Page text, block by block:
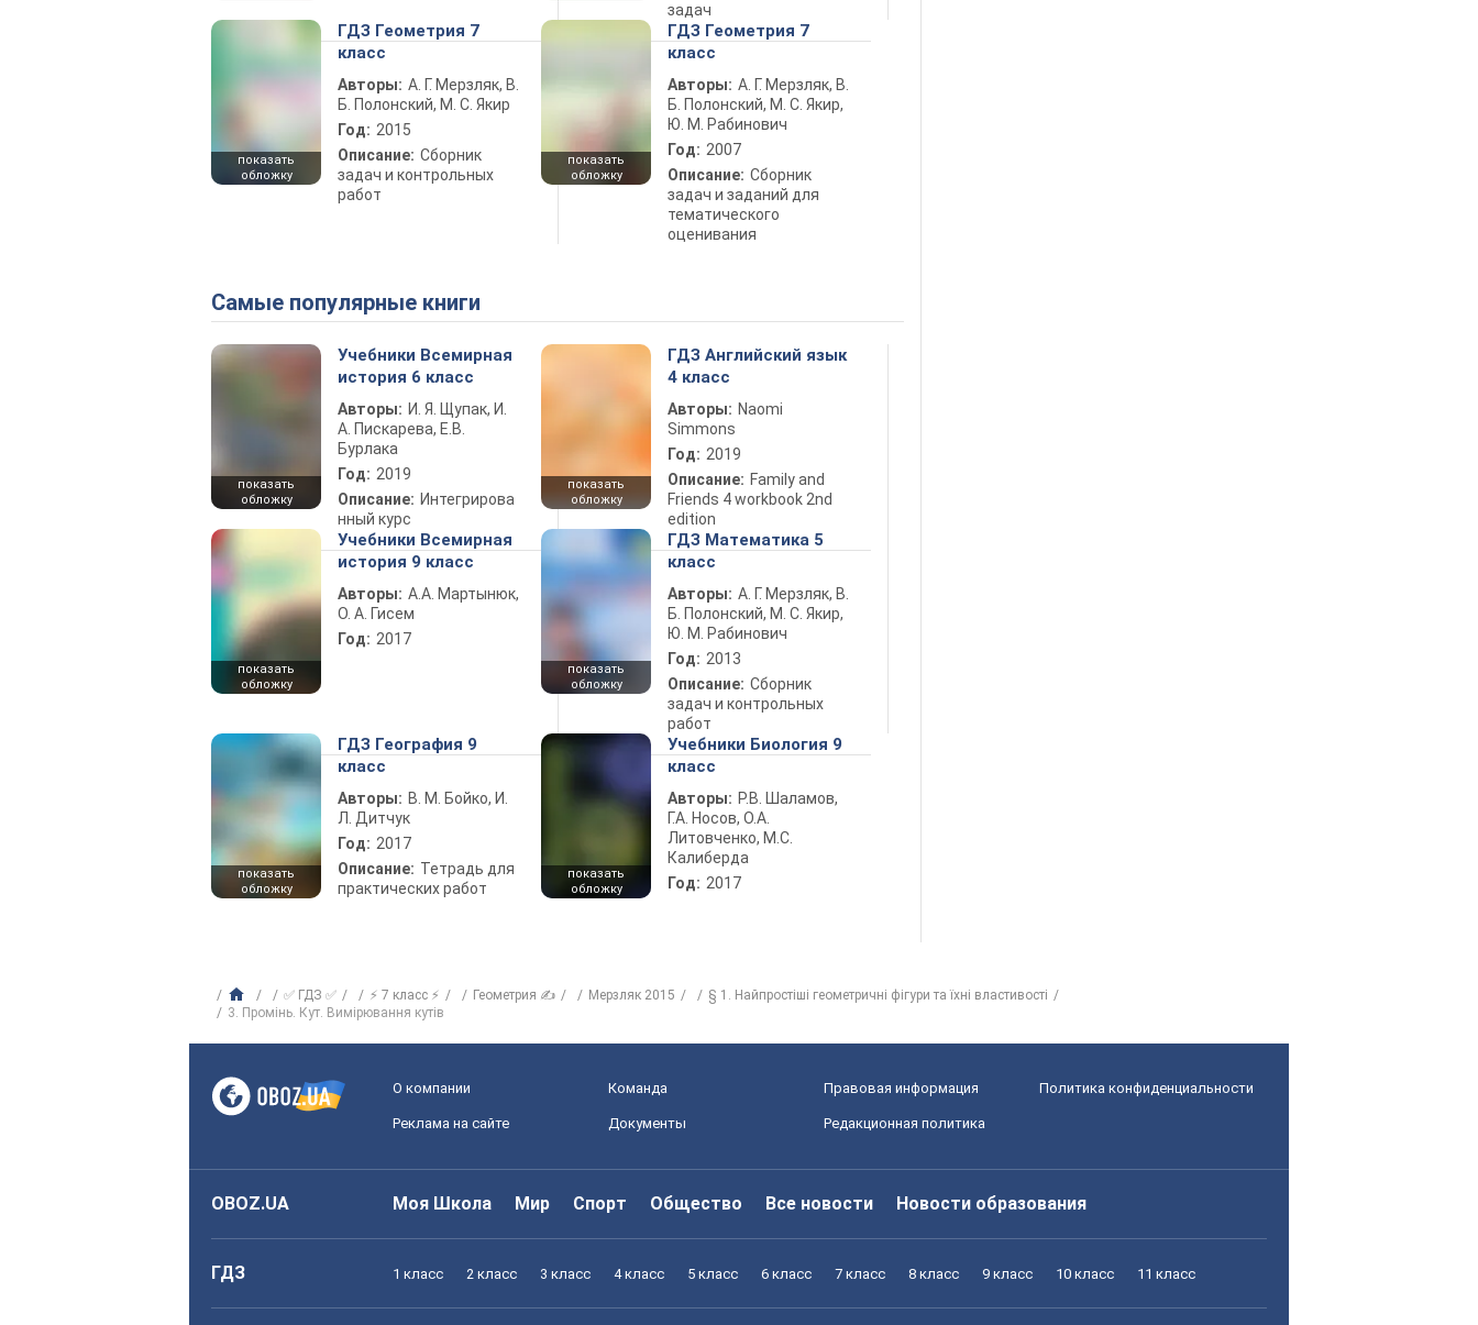
задач
показать
обложку
ГДЗ Геометрия 7
класс
Авторы: А. Г. Мерзляк, В.
Б. Полонский, М. С. Якир
Год: 2015
Описание: Сборник
задач и контрольных
работ
показать
обложку
ГДЗ Геометрия 7
класс
Авторы: А. Г. Мерзляк, В.
Б. Полонский, М. С. Якир,
Ю. М. Рабинович
Год: 2007
Описание: Сборник
задач и заданий для
тематического
оценивания
Самые популярные книги
показать
обложку
Учебники Всемирная
история 6 класс
Авторы: И. Я. Щупак, И.
А. Пискарева, Е.В.
Бурлака
Год: 2019
Описание: Интегрирова
нный курс
показать
обложку
ГДЗ Английский язык
4 класс
Авторы: Naomi
Simmons
Год: 2019
Описание: Family and
Friends 4 workbook 2nd
edition
показать
обложку
Учебники Всемирная
история 9 класс
Авторы: А.А. Мартынюк,
О. А. Гисем
Год: 2017
показать
обложку
ГДЗ Математика 5
класс
Авторы: А. Г. Мерзляк, В.
Б. Полонский, М. С. Якир,
Ю. М. Рабинович
Год: 2013
Описание: Сборник
задач и контрольных
работ
показать
обложку
ГДЗ География 9
класс
Авторы: В. М. Бойко, И.
Л. Дитчук
Год: 2017
Описание: Тетрадь для
практических работ
показать
обложку
Учебники Биология 9
класс
Авторы: Р.В. Шаламов,
Г.А. Носов, О.А.
Литовченко, М.С.
Калиберда
Год: 2017
✅ ГДЗ ✅ ⚡ 7 класс ⚡ Геометрия ✍ Мерзляк 2015
§ 1. Найпростіші геометричні фігури та їхні властивості
3. Промінь. Кут. Вимірювання кутів
О компании Команда Правовая информация Политика конфиденциальности
Реклама на сайте Документы Редакционная политика
OBOZ.UA Моя Школа Мир Спорт Общество Все новости Новости образования
ГДЗ 1 класс 2 класс 3 класс 4 класс 5 класс 6 класс 7 класс 8 класс 9 класс 10 класс 11 класс